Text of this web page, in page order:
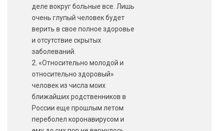
деле вокруг больные все. Лишь
очень глупый человек будет
верить в свое полное здоровье
и отсутствие скрытых
заболеваний.
2. «Относительно молодой и
относительно здоровый»
человек из числа моих
ближайших родственников в
России еще прошлым летом
переболел коронавирусом и